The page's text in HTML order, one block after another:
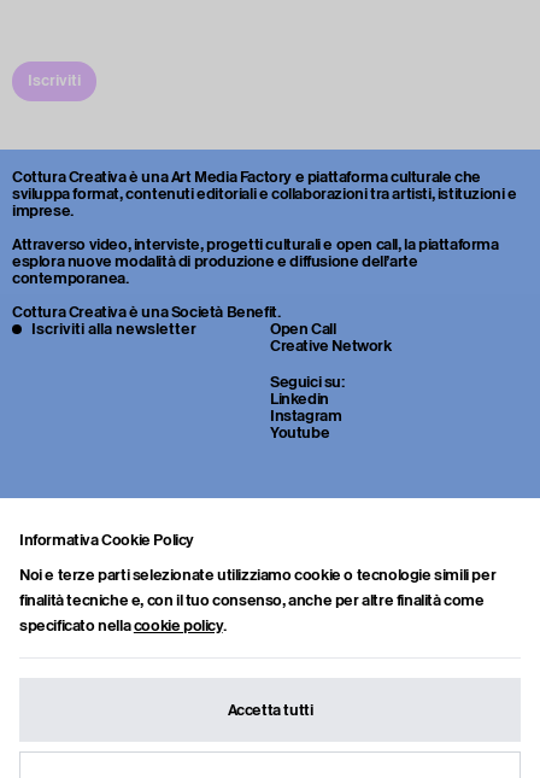
Informativa Cookie Policy
Noi e terze parti selezionate utilizziamo cookie o tecnologie simili per
finalità tecniche e, con il tuo consenso, anche per altre finalità come
specificato nellacookie policy.
Accetta tutti
Iscriviti
Cottura Creativa è una Art Media Factory e piattaforma culturale che
sviluppa format, contenuti editoriali e collaborazioni tra artisti, istituzioni e
imprese.
Attraverso video, interviste, progetti culturali e open call, la piattaforma
esplora nuove modalità di produzione e diffusione dell’arte
contemporanea.
Cottura Creativa è una Società Benefit.
portfolio, CV e una breve lettera di presentazione a:
info.collab@cotturacreativa.com
Open Call
Creative Network
Seguici su:
Linkedin
Instagram
Youtube
Iscriviti alla newsletter
Societa Benefit
info.collab@cotturacreativa.com
Via Cosimo del fante, 16
20122, Milano